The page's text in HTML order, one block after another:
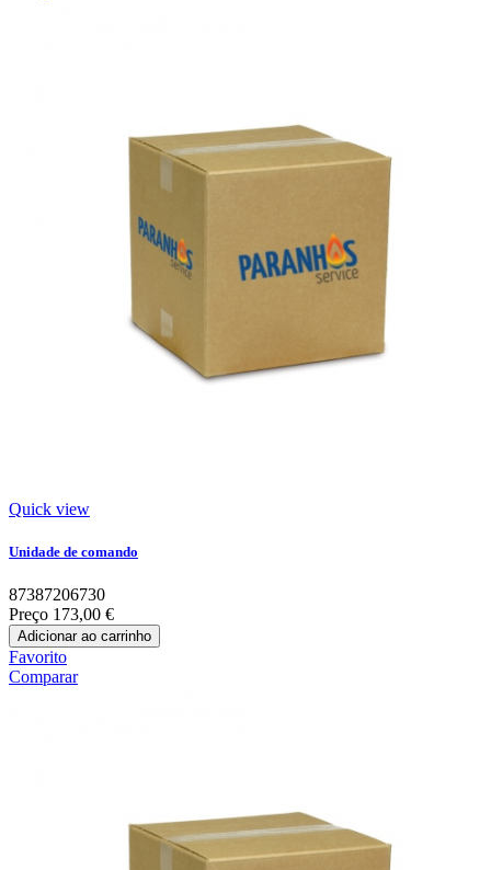
Quick view
Unidade de comando
87387206730
Preço 173,00 €
Adicionar ao carrinho
Favorito
Comparar